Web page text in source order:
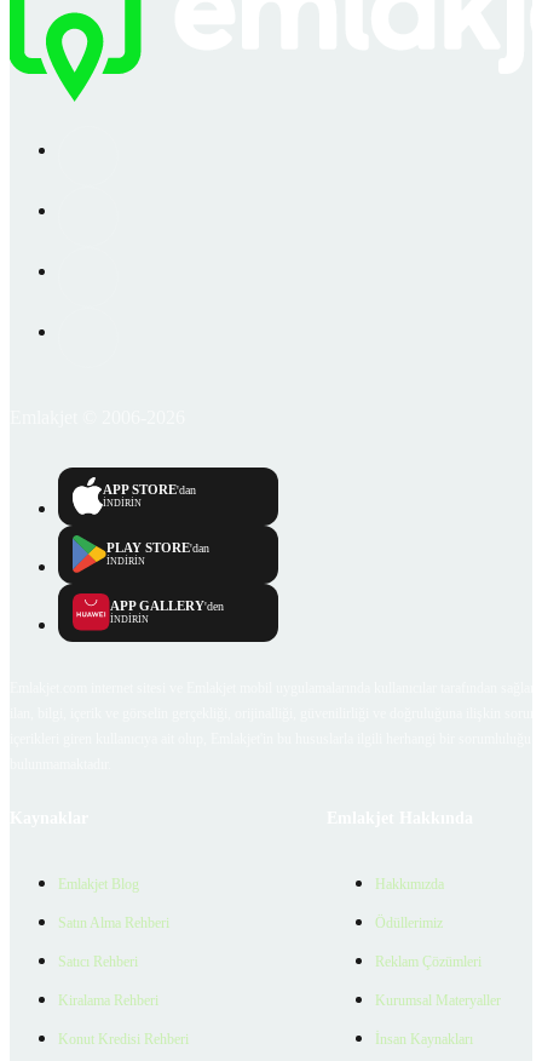
APP STORE'dan
İNDİRİN
PLAY STORE'dan
İNDİRİN
APP GALLERY'den
İNDİRİN
Emlakjet Blog
Satın Alma Rehberi
Satıcı Rehberi
Kiralama Rehberi
Konut Kredisi Rehberi
Hakkımızda
Ödüllerimiz
Reklam Çözümleri
Kurumsal Materyaller
İnsan Kaynakları